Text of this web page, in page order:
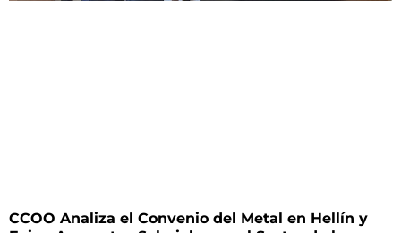
CCOO Analiza el Convenio del Metal en Hellín y